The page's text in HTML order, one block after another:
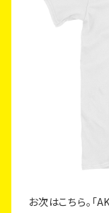
お次はこちら。「